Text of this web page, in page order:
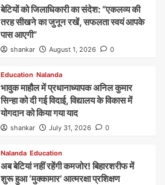
बेटियों को जिलाधिकारी का संदेश: “एकलव्य की
तरह सीखने का जुनून रखें, सफलता स्वयं आपके
पास आएगी”
shankar August 1, 2026 0
Education Nalanda
भावुक माहौल में प्रधानाध्यापक अनिल कुमार
सिन्हा को दी गई विदाई, विद्यालय के विकास में
योगदान को किया गया याद
shankar July 31, 2026 0
Nalanda Education
अब बेटियां नहीं रहेंगी कमजोर! बिहारशरीफ में
शुरू हुआ ‘मुक्कामार’ आत्मरक्षा प्रशिक्षण